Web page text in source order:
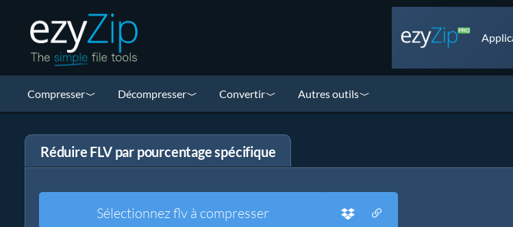
Compresser Décompresser Convertir Autres outils
Réduire FLV par pourcentage spécifique
Sélectionnez flv à compresser